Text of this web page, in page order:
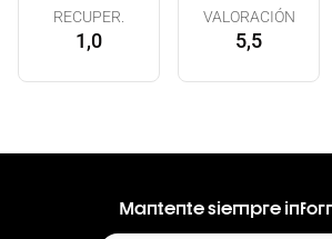
RECUPER.
1,0
VALORACIÓN
5,5
Mantente siempre